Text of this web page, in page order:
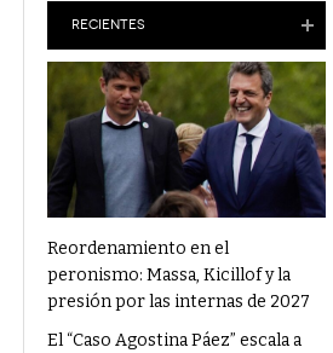
¿Qué Alimentos Te Pueden Cambiar El
Condenaron Al Ex Marido De Julieta Prandi A
19 Años De Cárcel Por Abuso Sexual
Ajuste En Discapacidad: Organizaciones
Denunciaron Al Gobierno Ante La ONU
RECIENTES
Reordenamiento en el
peronismo: Massa, Kicillof y la
presión por las internas de 2027
El “Caso Agostina Páez” escala a